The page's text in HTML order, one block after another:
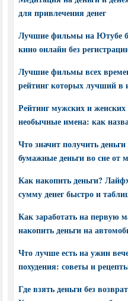
для привлечения денег
Лучшие фильмы на Ютубе
кино онлайн без
Лучшие фильмы всех
рейтинг которых лучший в
Рейтинг мужских и
необычные имена: как
Что значит получить
бумажные деньги во сне
Как накопить деньги?
сумму денег быстро и
Как заработать на первую
накопить деньги на
Что лучше есть на ужин
похудения: советы и
Где взять деньги без